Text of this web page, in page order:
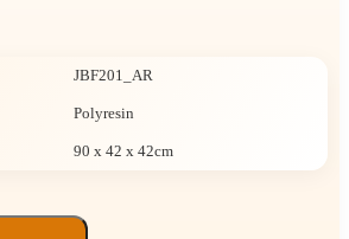
JBF201_AR
Polyresin
90 x 42 x 42cm